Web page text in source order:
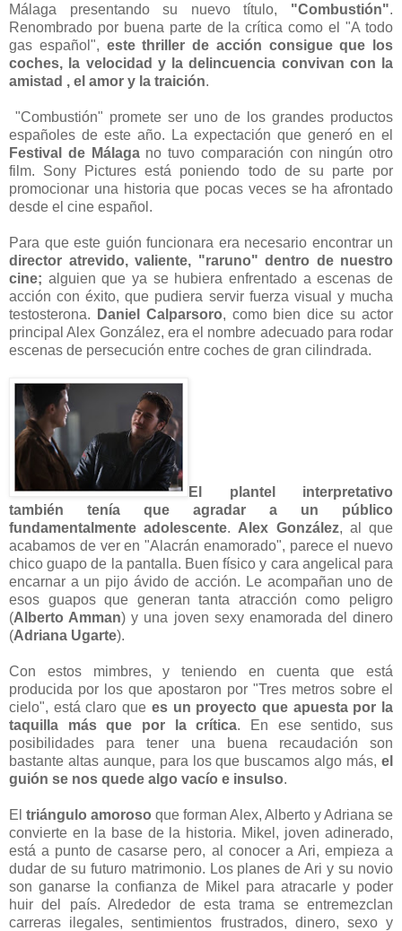
Málaga presentando su nuevo título, "Combustión".
Renombrado por buena parte de la crítica como el "A todo
gas español", este thriller de acción consigue que los
coches, la velocidad y la delincuencia convivan con la
amistad , el amor y la traición.
"Combustión" promete ser uno de los grandes productos
españoles de este año. La expectación que generó en el
Festival de Málagano tuvo comparación con ningún otro
film. Sony Pictures está poniendo todo de su parte por
promocionar una historia que pocas veces se ha afrontado
desde el cine español.
Para que este guión funcionara era necesario encontrar un
director atrevido, valiente, "raruno" dentro de nuestro
cine; alguien que ya se hubiera enfrentado a escenas de
acción con éxito, que pudiera servir fuerza visual y mucha
testosterona.
Daniel Calparsoro, como bien dice su actor
principal Alex González, era el nombre adecuado para rodar
escenas de persecución entre coches de gran cilindrada.
El plantel interpretativo
también tenía que agradar a un público
fundamentalmente adolescente. Alex González, al que
acabamos de ver en "Alacrán enamorado", parece el nuevo
chico guapo de la pantalla. Buen físico y cara angelical para
encarnar a un pijo ávido de acción. Le acompañan uno de
esos guapos que generan tanta atracción como peligro
(Alberto Amman) y una joven sexy enamorada del dinero
(Adriana Ugarte).
Con estos mimbres, y teniendo en cuenta que está
producida por los que apostaron por "Tres metros sobre el
cielo", está claro que es un proyecto que apuesta por la
taquilla más que por la crítica. En ese sentido, sus
posibilidades para tener una buena recaudación son
bastante altas aunque, para los que buscamos algo más, el
guión se nos quede algo vacío e insulso.
El triángulo amoroso que forman Alex, Alberto y Adriana se
convierte en la base de la historia. Mikel, joven adinerado,
está a punto de casarse pero, al conocer a Ari, empieza a
dudar de su futuro matrimonio. Los planes de Ari y su novio
son ganarse la confianza de Mikel para atracarle y poder
huir del país. Alrededor de esta trama se entremezclan
carreras ilegales, sentimientos frustrados, dinero, sexo y